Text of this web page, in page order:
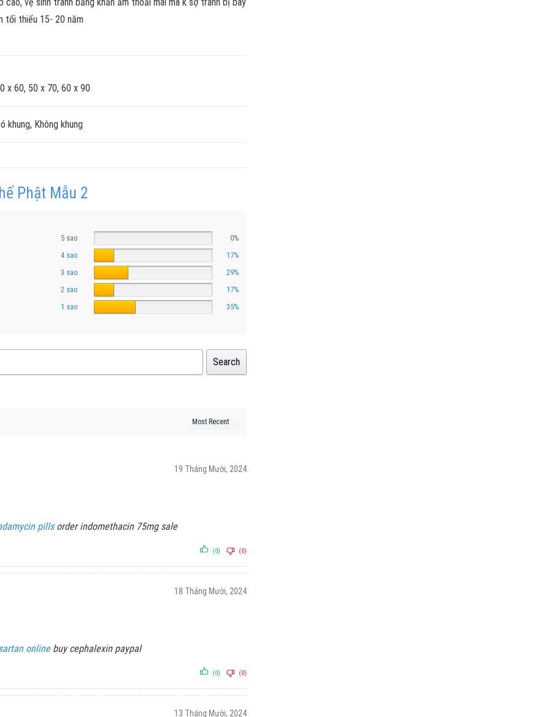
tối thiểu 15- 20 năm
x 60, 50 x 70, 60 x 90
khung, Không khung
Phật Mẫu 2
5 sao
0%
4 sao
17%
3 sao
29%
2 sao
17%
1 sao
35%
Search
19 Tháng Mười, 2024
pillsorder indomethacin 75mg sale
(0) (0)
18 Tháng Mười, 2024
onlinebuy cephalexin paypal
(0) (0)
13 Tháng Mười, 2024